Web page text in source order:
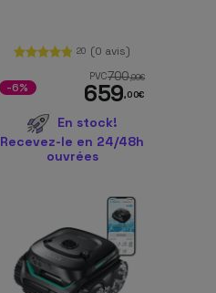
20 (0 avis)
PVC700,99€
659,00€
-6%
En stock!
Recevez-le en 24/48h
ouvrées